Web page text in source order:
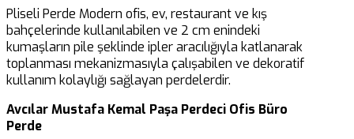
Pliseli Perde Modern ofis, ev, restaurant ve kış
bahçelerinde kullanılabilen ve 2 cm enindeki
kumaşların pile şeklinde ipler aracılığıyla katlanarak
toplanması mekanizmasıyla çalışabilen ve dekoratif
kullanım kolaylığı sağlayan perdelerdir.
Avcılar Mustafa Kemal Paşa Perdeci Ofis Büro
Perde